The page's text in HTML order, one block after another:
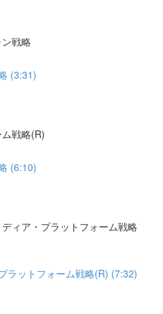
戦略
(3:31)
戦略(R)
(6:10)
ィア・プラットフォーム戦略
ラットフォーム戦略(R) (7:32)